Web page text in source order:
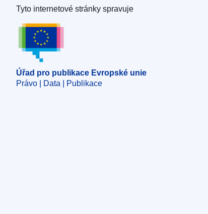
Úřad pro publikace Evropské unie
Tyto internetové stránky spravuje
Úřad pro publikace Evropské unie
Právo | Data | Publikace